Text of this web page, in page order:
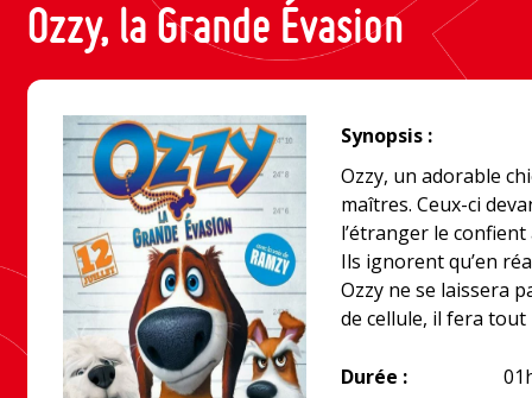
Ozzy, la Grande Évasion
Synopsis :
Ozzy, un adorable
maîtres. Ceux-ci
l’étranger le
Ils ignorent qu’en
Ozzy ne se laissera
de cellule, il fera
Durée :